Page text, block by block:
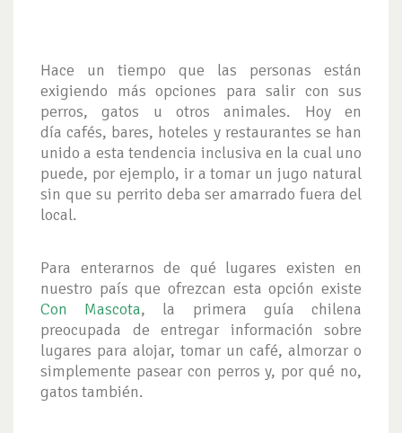
Hace un tiempo que las personas están
exigiendo más opciones para salir con sus
perros, gatos u otros animales. Hoy en
día cafés, bares, hoteles y restaurantes se han
unido a esta tendencia inclusiva en la cual uno
puede, por ejemplo, ir a tomar un jugo natural
sin que su perrito deba ser amarrado fuera del
local.
Para enterarnos de qué lugares existen en
nuestro país que ofrezcan esta opción existe
Con Mascota, la primera guía chilena
preocupada de entregar información sobre
lugares para alojar, tomar un café, almorzar o
simplemente pasear con perros y, por qué no,
gatos también.